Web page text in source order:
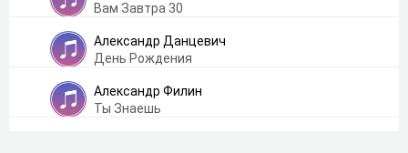
Вам Завтра 30
Александр Данцевич
День Рождения
Александр Филин
Ты Знаешь